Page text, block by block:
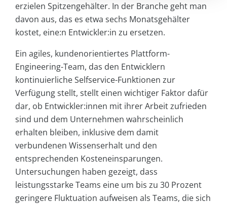
erzielen Spitzengehälter. In der Branche geht man
davon aus, das es etwa sechs Monatsgehälter
kostet, eine:n Entwickler:in zu ersetzen.
Ein agiles, kundenorientiertes Plattform-
Engineering-Team, das den Entwicklern
kontinuierliche Selfservice-Funktionen zur
Verfügung stellt, stellt einen wichtiger Faktor dafür
dar, ob Entwickler:innen mit ihrer Arbeit zufrieden
sind und dem Unternehmen wahrscheinlich
erhalten bleiben, inklusive dem damit
verbundenen Wissenserhalt und den
entsprechenden Kosteneinsparungen.
Untersuchungen haben gezeigt, dass
leistungsstarke Teams eine um bis zu 30 Prozent
geringere Fluktuation aufweisen als Teams, die sich